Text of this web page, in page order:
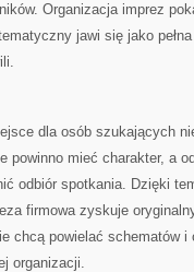
Organizacja imprez
jawi się jako
dla osób szukających
powinno mieć charakter, a
odbiór spotkania. Dzięki
firmowa zyskuje
chcą powielać schematów i
organizacji.